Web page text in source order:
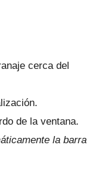
cerca del
de la ventana.
la barra